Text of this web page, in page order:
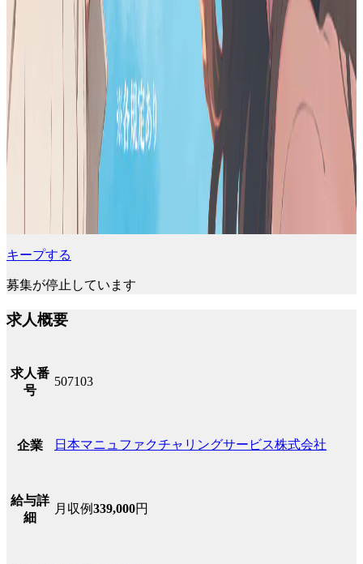
キープする
募集が停止しています
求人概要
求人番
号
507103
企業 日本マニュファクチャリングサービス株式会社
給与詳
細
月収例339,000円